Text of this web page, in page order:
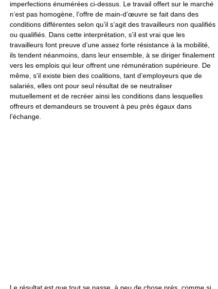
imperfections énumérées ci-dessus. Le travail offert sur le marché
n’est pas homogène, l’offre de main-d’œuvre se fait dans des
conditions différentes selon qu’il s’agit des travailleurs non qualifiés
ou qualifiés. Dans cette interprétation, s’il est vrai que les
travailleurs font preuve d’une assez forte résistance à la mobilité,
ils tendent néanmoins, dans leur ensemble, à se diriger finalement
vers les emplois qui leur offrent une rémunération supérieure. De
même, s’il existe bien des coalitions, tant d’employeurs que de
salariés, elles ont pour seul résultat de se neutraliser
mutuellement et de recréer ainsi les conditions dans lesquelles
offreurs et demandeurs se trouvent à peu près égaux dans
l’échange.